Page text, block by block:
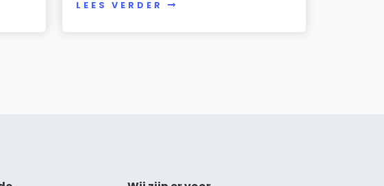
LEES VERDER